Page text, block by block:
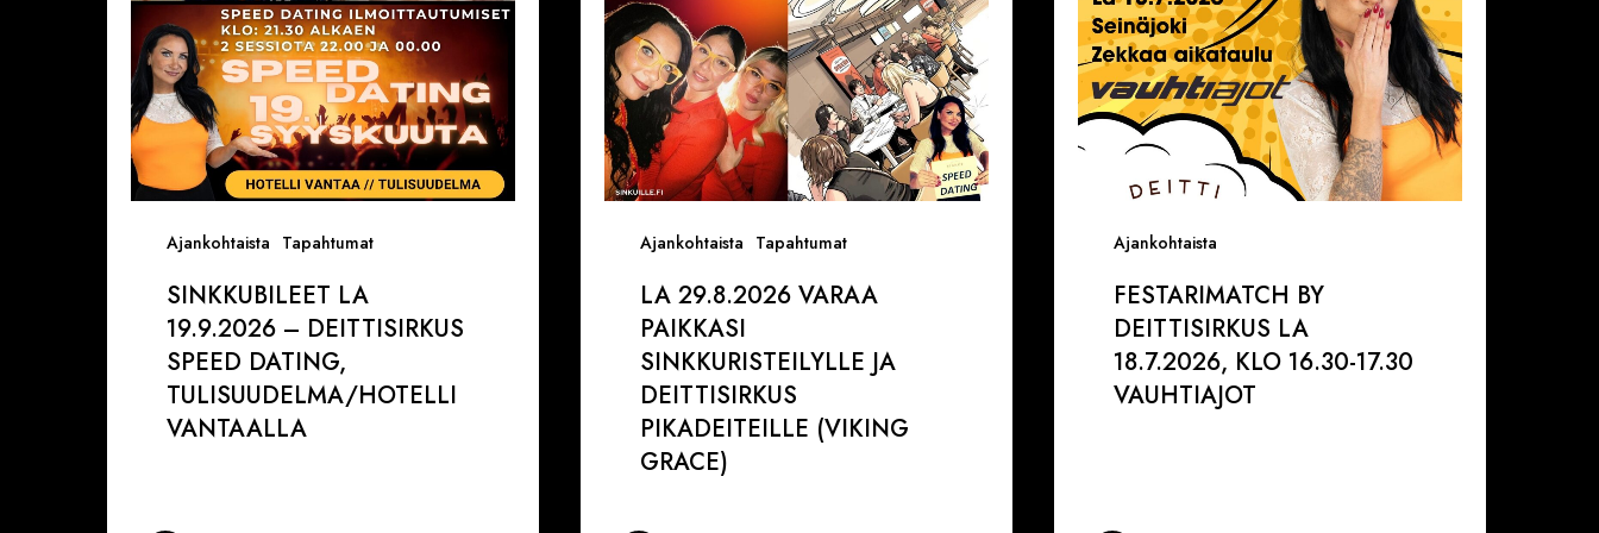
Ajankohtaista Tapahtumat
Dating,
Tulisuudelma/Hotelli
Vantaalla
SINKKUBILEET LA
19.9.2026 – DEITTISIRKUS
SPEED DATING,
TULISUUDELMA/HOTELLI
VANTAALLA
Ajankohtaista Tapahtumat
Deittisirkus
pikadeiteille
(Viking
Grace)
LA 29.8.2026 VARAA
PAIKKASI
SINKKURISTEILYLLE JA
DEITTISIRKUS
PIKADEITEILLE (VIKING
GRACE)
Ajankohtaista
16.30-
17.30
VAUHTIAJOT
FESTARIMATCH BY
DEITTISIRKUS LA
18.7.2026, KLO 16.30-17.30
VAUHTIAJOT